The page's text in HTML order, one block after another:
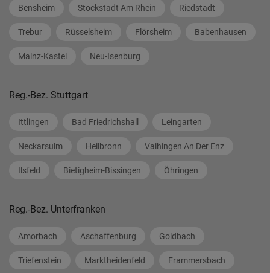
Bensheim Stockstadt Am Rhein Riedstadt
Trebur Rüsselsheim Flörsheim Babenhausen
Mainz-Kastel Neu-Isenburg
Reg.-Bez. Stuttgart
Ittlingen Bad Friedrichshall Leingarten
Neckarsulm Heilbronn Vaihingen An Der Enz
Ilsfeld Bietigheim-Bissingen Öhringen
Reg.-Bez. Unterfranken
Amorbach Aschaffenburg Goldbach
Triefenstein Marktheidenfeld Frammersbach